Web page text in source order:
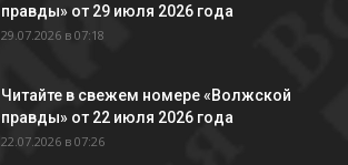
правды» от 29 июля 2026 года
29.07.2026 в 07:18
Читайте в свежем номере «Волжской
правды» от 22 июля 2026 года
22.07.2026 в 07:26